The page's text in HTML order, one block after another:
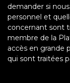
demander si
personnel et
concernant sont
membre de la
accès en grande
qui sont traitées